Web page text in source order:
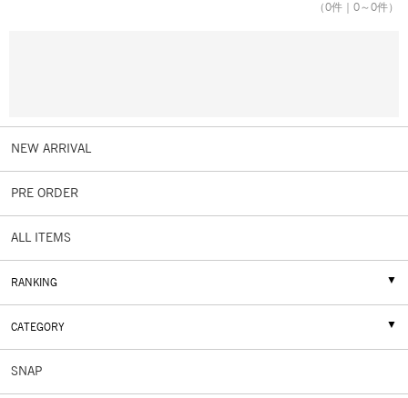
（0件｜ 0～0件）
NEW ARRIVAL
PRE ORDER
ALL ITEMS
RANKING
CATEGORY
SNAP